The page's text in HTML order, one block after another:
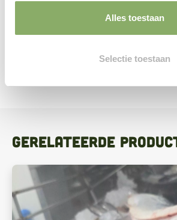
Alles toestaan
Selectie toestaan
pure toevoeging naast jouw
grasgevoerd rundvlees vanVlees van
ingrediënten, hoge voedingswaarde
Gerelateerde